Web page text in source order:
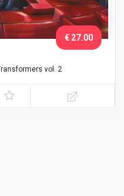
vol. 2
Connecting Variant
€ 27.00